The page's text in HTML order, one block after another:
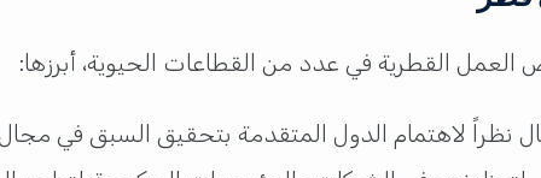
العمل القطرية في عدد من القطاعات الحيوية، أبرزها:
نظراً لاهتمام الدول المتقدمة بتحقيق السبق في مجال